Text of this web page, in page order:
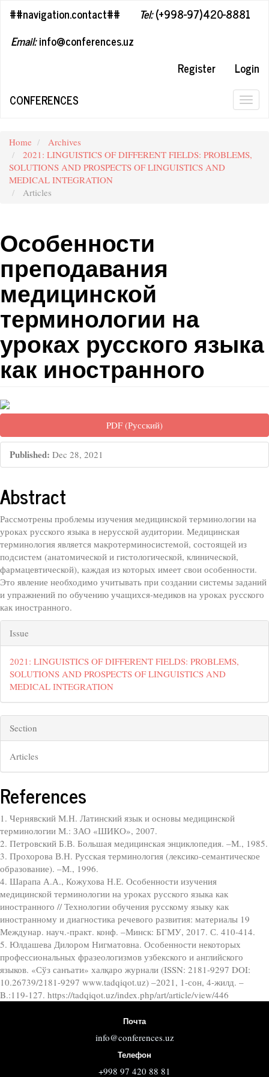
##plugins.themes.bootstrap3.accessible_menu.sidebar##
##navigation.contact## Tel:(+998-97)420-8881
Email:info@conferences.uz
Register
Login
CONFERENCES
Home
Archives
2021: LINGUISTICS OF DIFFERENT FIELDS: PROBLEMS,
SOLUTIONS AND PROSPECTS OF LINGUISTICS AND
MEDICAL INTEGRATION
Articles
Особенности
преподавания
медицинской
терминологии на
уроках русского языка
как иностранного
PDF (Русский)
Published: Dec 28, 2021
Abstract
Рассмотрены проблемы изучения медицинской терминологии на
уроках русского языка в нерусской аудитории. Медицинская
терминология является макротерминосистемой, состоящей из
подсистем (анатомической и гистологической, клинической,
фармацевтической), каждая из которых имеет свои особенности.
Это явление необходимо учитывать при создании системы заданий
и упражнений по обучению учащихся-медиков на уроках русского
как иностранного.
Issue
2021: LINGUISTICS OF DIFFERENT FIELDS: PROBLEMS,
SOLUTIONS AND PROSPECTS OF LINGUISTICS AND
MEDICAL INTEGRATION
Section
Articles
References
1. Чернявский М.Н. Латинский язык и основы медицинской
терминологии М.: ЗАО «ШИКО», 2007.
2. Петровский Б.В. Большая медицинская энциклопедия. –М., 1985.
3. Прохорова В.Н. Русская терминология (лексико-семантическое
образование). –М., 1996.
4. Шарапа А.А., Кожухова Н.Е. Особенности изучения
медицинской терминологии на уроках русского языка как
иностранного // Технологии обучения русскому языку как
иностранному и диагностика речевого развития: материалы 19
Междунар. науч.-практ. конф. –Минск: БГМУ, 2017. С. 410-414.
5. Юлдашева Дилором Нигматовна. Особенности некоторых
профессиональных фразеологизмов узбекского и английского
языков. «Сўз санъати» халқаро журнали (ISSN: 2181-9297 DOI:
10.26739/2181-9297 www.tadqiqot.uz) –2021, 1-сон, 4-жилд. –
B.:119-127. https://tadqiqot.uz/index.php/art/article/view/446
Почта
info@conferences.uz
Телефон
+998 97 420 88 81